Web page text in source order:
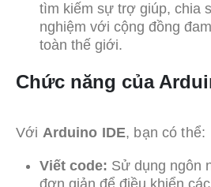
tìm kiếm sự trợ giúp, chia
nghiệm với cộng đồng
toàn thế giới.
Chức năng của
Với Arduino IDE, bạn có thể:
Viết code: Sử dụng ngôn
đơn giản để điều khiển